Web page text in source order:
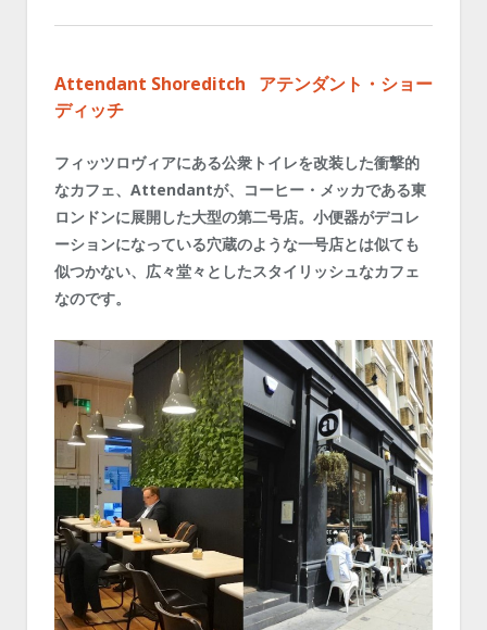
Attendant Shoreditch アテンダント・ショー
ディッチ
フィッツロヴィアにある公衆トイレを改装した衝撃的
なカフェ、Attendantが、コーヒー・メッカである東
ロンドンに展開した大型の第二号店。小便器がデコレ
ーションになっている穴蔵のような一号店とは似ても
似つかない、広々堂々としたスタイリッシュなカフェ
なのです。